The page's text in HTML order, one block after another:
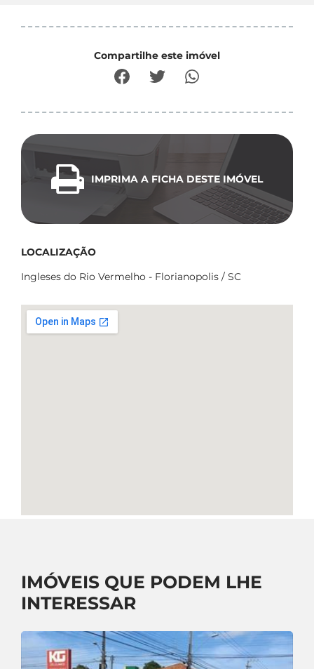
Compartilhe este imóvel
IMPRIMA A FICHA DESTE IMÓVEL
LOCALIZAÇÃO
Ingleses do Rio Vermelho - Florianopolis / SC
IMÓVEIS QUE PODEM LHE
INTERESSAR